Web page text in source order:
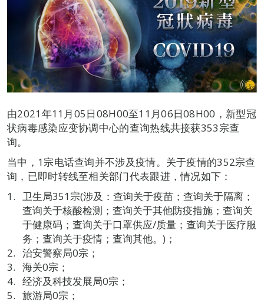
由2021年11月05日08H00至11月06日08H00，新型冠
状病毒感染应变协调中心的查询热线共接获353宗查
询。
当中，1宗电话查询并不涉及疫情。关于疫情的352宗查
询，已即时转线至相关部门代表跟进，情况如下：
卫生局351宗(涉及：查询关于疫苗；查询关于隔离；
查询关于核酸检测；查询关于其他防疫措施；查询关
于健康码；查询关于口罩供应/质量；查询关于医疗服
务；查询关于疫情；查询其他。)；
治安警察局0宗；
海关0宗；
经济及科技发展局0宗；
旅游局0宗；